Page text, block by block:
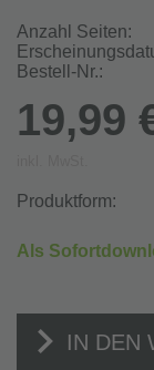
Anzahl Seiten:
Bestell-Nr.:
19,99
Produktform:
Als
IN DEN